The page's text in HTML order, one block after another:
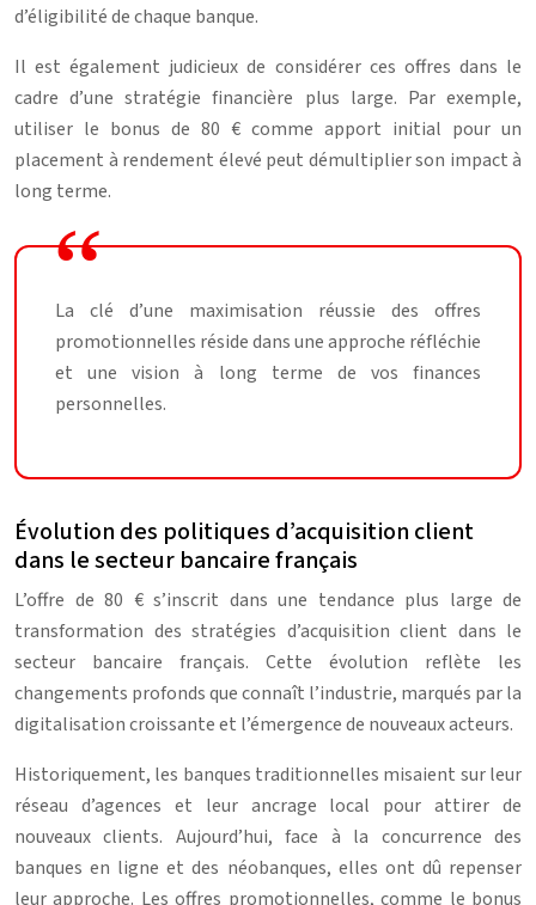
d’éligibilité de chaque banque.
Il est également judicieux de considérer ces offres dans le
cadre d’une stratégie financière plus large. Par exemple,
utiliser le bonus de 80 € comme apport initial pour un
placement à rendement élevé peut démultiplier son impact à
long terme.
La clé d’une maximisation réussie des offres
promotionnelles réside dans une approche réfléchie
et une vision à long terme de vos finances
personnelles.
Évolution des politiques d’acquisition client
dans le secteur bancaire français
L’offre de 80 € s’inscrit dans une tendance plus large de
transformation des stratégies d’acquisition client dans le
secteur bancaire français. Cette évolution reflète les
changements profonds que connaît l’industrie, marqués par la
digitalisation croissante et l’émergence de nouveaux acteurs.
Historiquement, les banques traditionnelles misaient sur leur
réseau d’agences et leur ancrage local pour attirer de
nouveaux clients. Aujourd’hui, face à la concurrence des
banques en ligne et des néobanques, elles ont dû repenser
leur approche. Les offres promotionnelles, comme le bonus